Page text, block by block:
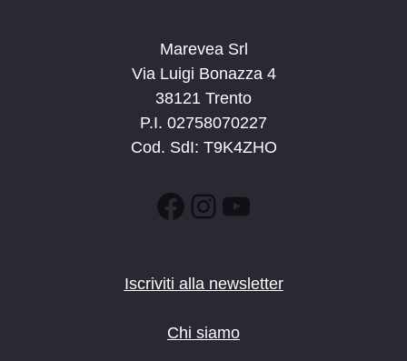
Marevea Srl
Via Luigi Bonazza 4
38121 Trento
P.I. 02758070227
Cod. SdI: T9K4ZHO
Facebook
Instagram
YouTube
Iscriviti alla newsletter
Chi siamo